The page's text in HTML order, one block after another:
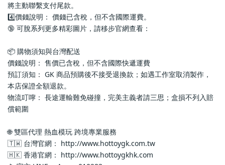
將主動聯繫支付尾款。
4️⃣價錢說明： 價錢已含稅，但不含國際運費。
🔞 可脫系列更多精彩圖片，請移步官網查看：
📦 購物須知與台灣配送
價錢說明： 售價已含稅，但不含國際快遞運費
預訂須知： GK 商品預購後不接受退換款；如遇工作室取消製作，
本店保證全額退款。
物流叮嚀： 長途運輸難免碰撞，完美主義者請三思；盒損不列入賠
償範圍
🌐 雙區代理 熱血模玩 跨境專業服務
🇹🇼 台灣官網： http://www.hottoygk.com.tw
🇭🇰 香港官網： http://www.hottoygkhk.com